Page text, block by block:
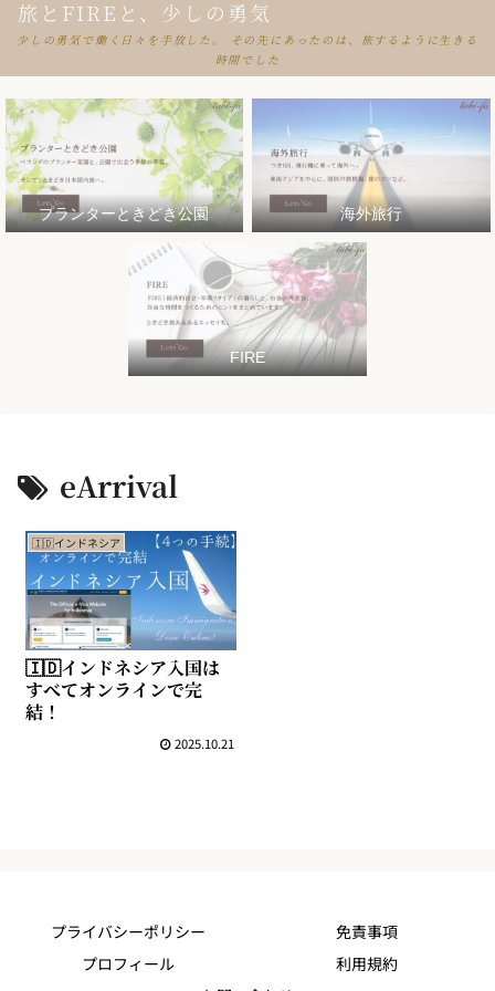
旅とFIREと、少しの勇気
少しの勇気で働く日々を手放した。 その先にあったのは、旅するように生きる
時間でした
プランターときどき公園 海外旅行
FIRE
eArrival
🇮🇩インドネシア
🇮🇩インドネシア入国は
すべてオンラインで完
結！
2025.10.21
プライバシーポリシー
免責事項
プロフィール
利用規約